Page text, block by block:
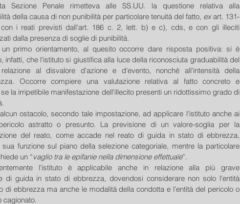
Sezione Penale rimetteva alle SS.UU. la questione relativa alla
della causa di non punibilità per particolare tenuità del fatto, ex art. 131-
i reati previsti dall'art. 186 c. 2, lett. b) e c), cds, e con gli illeciti
dalla presenza di soglie di punibilità.
un primo orientamento, al quesito occorre dare risposta positiva: si è
infatti, che l'istituto si giustifica alla luce della riconosciuta graduabilità del
al disvalore d'azione e d'evento, nonché all'intensità della
Occorre compiere una valutazione relativa al fatto concreto e
la irripetibile manifestazione dell'illecito presenti un ridottissimo grado di
ostacolo, secondo tale impostazione, ad applicare l'istituto anche ai
astratto o presunto. La previsione di un valore-soglia per la
del reato, come accade nel reato di guida in stato di ebbrezza,
funzione sul piano della selezione categoriale, mentre la particolare
un “vaglio tra le epifanie nella dimensione effettuale”.
l'istituto è applicabile anche in relazione alla più grave
di guida in stato di ebbrezza, dovendosi considerare non solo l'entità
di ebbrezza ma anche le modalità della condotta e l'entità del pericolo o
cagionato.